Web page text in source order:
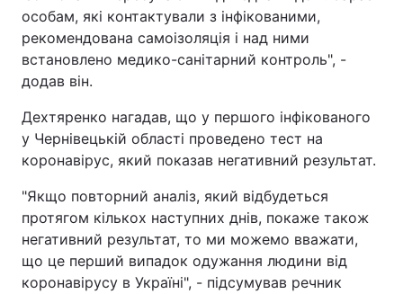
особам, які контактували з інфікованими,
рекомендована самоізоляція і над ними
встановлено медико-санітарний контроль", -
додав він.
Дехтяренко нагадав, що у першого інфікованого
у Чернівецькій області проведено тест на
коронавірус, який показав негативний результат.
"Якщо повторний аналіз, який відбудеться
протягом кількох наступних днів, покаже також
негативний результат, то ми можемо вважати,
що це перший випадок одужання людини від
коронавірусу в Україні", - підсумував речник